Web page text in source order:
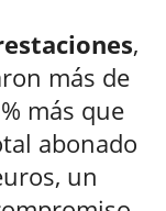
,
más de
más que
abonado
un